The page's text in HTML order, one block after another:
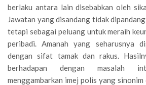
berlaku antara lain disebabkan oleh
Jawatan yang disandang tidak
tetapi sebagai peluang untuk meraih
peribadi. Amanah yang seharusnya
dengan sifat tamak dan rakus.
berhadapan dengan masalah
menggambarkan imej polis yang